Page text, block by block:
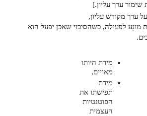
שימור ערך עליון.]
ערך מקודש עליון,
מוּנָע לפעולה, כשהסיכוי שאכן יפעל הוא
מידת היותו
מאויים,
מידת
תפישתו את
הפוטנטיות
העצמית